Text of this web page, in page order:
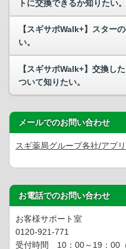
トに交換できるか知りたい。
【スギサポWalk+】スター
い。
【スギサポWalk+】交換し
ついて知りたい。
メールでのお問い合わせ
スギ薬局グループ各社/アプ
お電話でのお問い合わせ
お客様サポート室
0120-921-771
受付時間 10：00～19：00（